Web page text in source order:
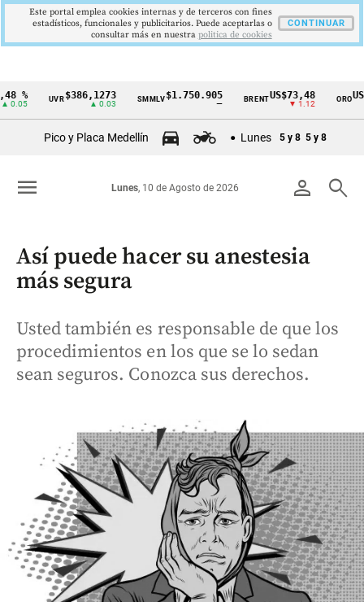
Cintillo
Colombia
% UVR$386,1273
▲ 0.03
SMMLV$1.750.905 BRENTUS$73,48
▼ 1.12
ORO
Pico y Placa Medellín Lunes 5 y 8 5 y 8
person search
Lunes, 10 de Agosto de 2026
menu
Así puede hacer su anestesia
más segura
Usted también es responsable de que los
procedimientos en los que se lo sedan
sean seguros. Conozca sus derechos.
Este portal emplea cookies internas y de terceros con fines
estadísticos, funcionales y publicitarios. Puede aceptarlas o
consultar más en nuestra politica de cookies
CONTINUAR